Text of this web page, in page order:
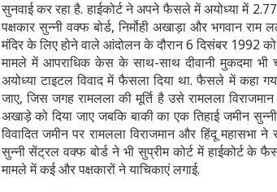
सुनवाई कर रहा है. हाईकोर्ट ने अपने फैसले में अयोध्या में
पक्षकार सुन्नी वक्फ बोर्ड, निर्मोही अखाड़ा और भगवान
मंदिर के लिए होने वाले आंदोलन के दौरान 6 दिसंबर 1992 को
मामले में आपराधिक केस के साथ-साथ दीवानी मुकदमा भी
अयोध्या टाइटल विवाद में फैसला दिया था. फैसले में कहा
जाए, जिस जगह रामलला की मूर्ति है उसे रामलला विराजमान
अखाड़े को दिया जाए जबकि बाकी का एक तिहाई जमीन
विवादित जमीन पर रामलला विराजमान और हिंदू महासभा
सुन्नी सेंट्रल वक्फ बोर्ड ने भी सुप्रीम कोर्ट में हाईकोर्ट
मामले में कई और पक्षकारों ने याचिकाएं लगाई.